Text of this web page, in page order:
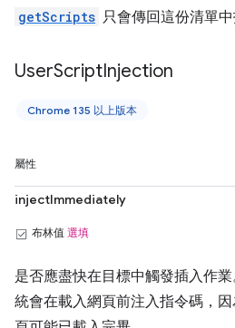
getScripts 只會傳回這份清單中
UserScriptInjection
Chrome 135 以上版本
屬性
injectImmediately
布林值 選填
是否應盡快在目標中觸發插入作
統會在載入網頁前注入指令碼，